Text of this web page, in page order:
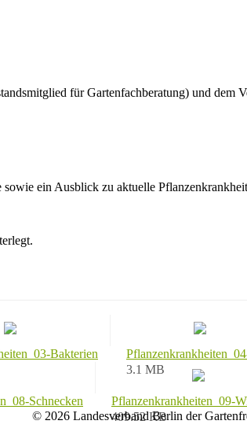
für Gartenfachberatung) und
ein Ausblick zu aktuelle
Bakterien
3.1 MB
Schnecken
Pflanzenkrankheiten_09-
409.52 KB
© 2026 Landesverband Berlin der